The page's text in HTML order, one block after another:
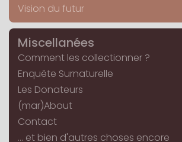
Vision du futur
Miscellanées
Comment les collectionner ?
Enquête Surnaturelle
Les Donateurs
(mar)About
Contact
... et bien d'autres choses encore